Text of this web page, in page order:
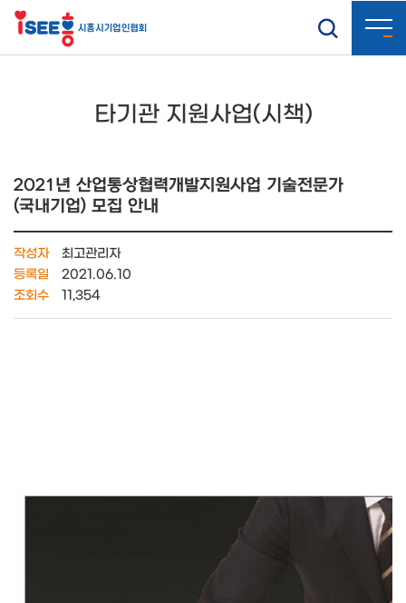
타기관 지원사업(시책)
2021년 산업통상협력개발지원사업 기술전문가
(국내기업) 모집 안내
작성자
최고관리자
등록일
2021.06.10
조회수
11,354